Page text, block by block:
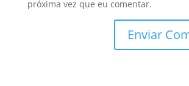
próxima vez que eu comentar.